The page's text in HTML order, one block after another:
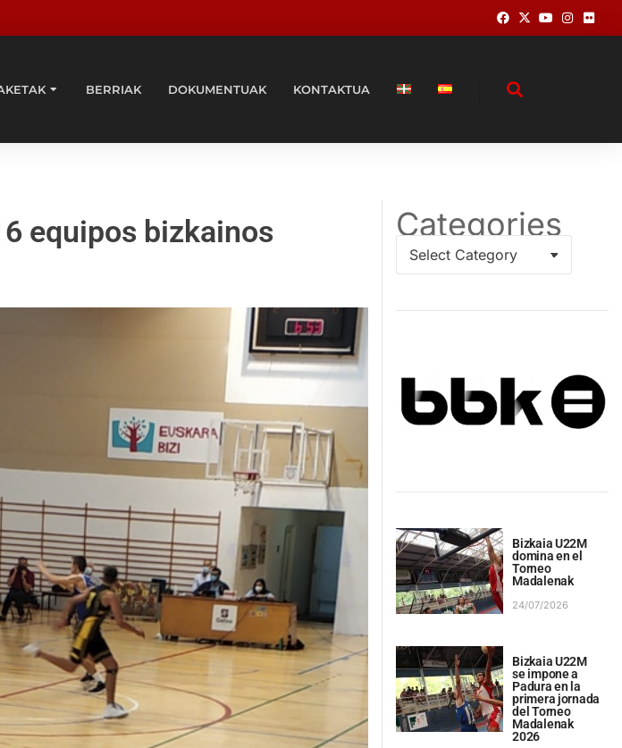
BERRIAK DOKUMENTUAK KONTAKTUA
equipos bizkainos Categories
Bizkaia U22M
domina en el
Torneo
Madalenak
24/07/2026
Bizkaia U22M
se impone a
Padura en la
primera jornada
del Torneo
Madalenak
2026